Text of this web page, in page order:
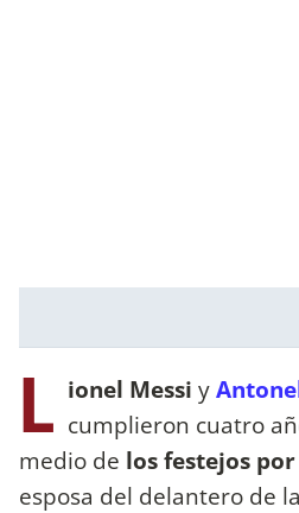
L ionel Messi y
cumplieron cuatro
medio de los festejos
esposa del delantero de